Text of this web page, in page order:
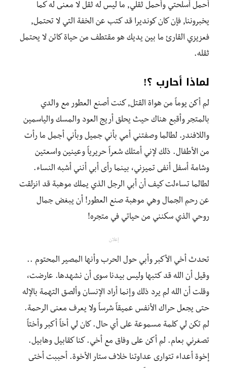
أحمل أسلحتي وأحمل ثقلي, ما ليس له ثقل لا معنى له كما
يخبروننا, فإن كان كونديرا قد كتب عن الخفة التي لا تحتمل,
فعزيزي القارئ ما بين يديك هو مقتطف من حياة كائن لا يحتمل
ثقله.
لماذا أحارب ؟!
لم أكن يوماً من هواة القتل, كنت أصنع العطور مع والدي
بالمتجر وأقبع هناك حيث يحلق أريج العود والمسك والياسمين
واللافندر. لطالما وصفتني أمي بأني جميل وبأني أجمل ما رأت
من الأطفال. ذلك لإني أمتلك شعراً حريرياً وعينين واسعتين
وشامة أسفل أنفى تميزني، بينما رأى أبي أنني أشبه النساء.
لطالما تساءلت كيف أن أبي الرجل الذي يملك موهبة قد انزلقت
عن رحم الجمال وهي موهبة صنع العطور! أن يبغض جمال
روحي الذي سكنني من حياتي في متجره!
إعلان
تحدث أخي الأكبر وأبي حول الحرب وأنها المصير المحتوم ..
وقيل أن الله قد كتبها وليس بيدنا سوى أن نشهدها. عارضت،
وقلت أن الله لم يرد ذلك وإنما أراد الإنسان وألصق التهمة بالإله
حتى يجعل حراك الأنفس عميقاً شرساً ولا يعرف معنى الرحمة.
لم تكن لي كلمة مسموعة على أي حال. كان لي أخاً أكبر وأختاً
تصغرني بعام. لم أكن على وفاق مع أخي. كنا كقابيل وهابيل.
إخوة أعداء تتوارى عداوتنا خلاف ستار الأخوة. أحببت أختى